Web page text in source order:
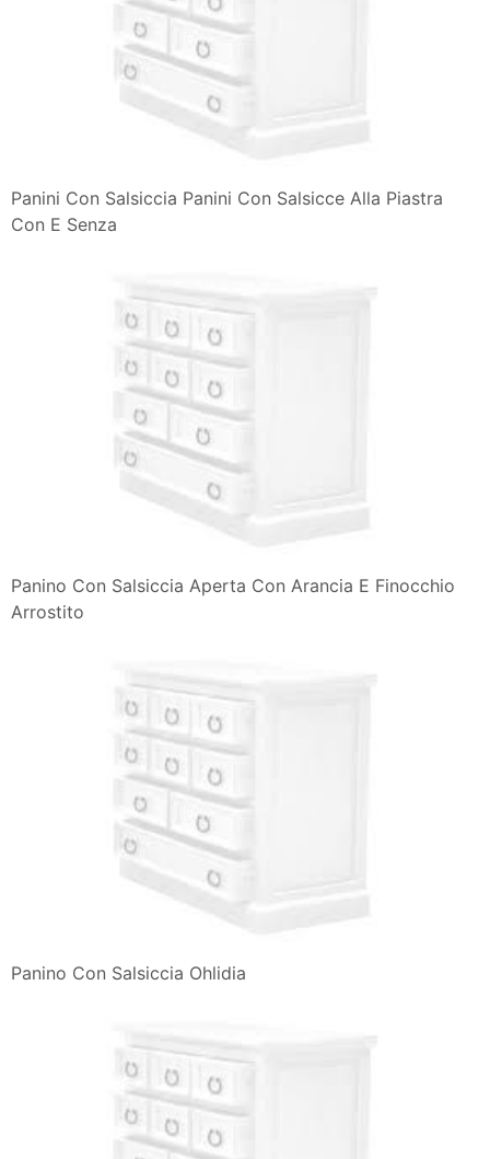
Panini Con Salsiccia Panini Con Salsicce Alla Piastra
Con E Senza
Panino Con Salsiccia Aperta Con Arancia E Finocchio
Arrostito
Panino Con Salsiccia Ohlidia